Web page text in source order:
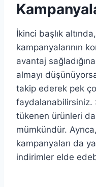
İkinci başlık
kampanyalarının
avantaj
almayı
takip ederek pek
faydalanabilirsiniz.
tükenen ürünleri
mümkündür.
kampanyaları da
indirimler elde